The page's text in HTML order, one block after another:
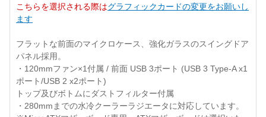
こちらを選択される際はグラフィックカードの変更をお願いし
ます
フラットな前面のマイクロケース、強化ガラスのスイングドア
パネル採用。
・120mmファン×1付属 / 前面 USB 3ポート (USB 3 Type-A x1
ポート/USB 2 x2ポート)
トップ及びボトムにダストフィルター付属
・280mmまでの水冷クーラーラジエータに対応しています。